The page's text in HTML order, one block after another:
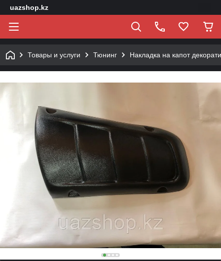
uazshop.kz
Товары и услуги Тюнинг Накладка на капот